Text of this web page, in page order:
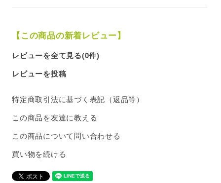
【この商品の新着レビュー】
レビューを全て見る(0件)
レビューを投稿
特定商取引法に基づく表記（返品等）
この商品を友達に教える
この商品について問い合わせる
買い物を続ける